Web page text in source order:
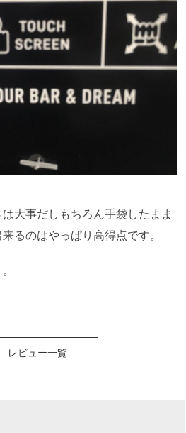
大事だしもちろん手袋したまま
るのはやっぱり高得点です。
レビュー一覧